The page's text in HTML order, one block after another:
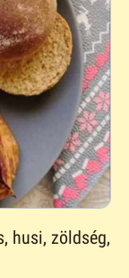
husi, zöldség,